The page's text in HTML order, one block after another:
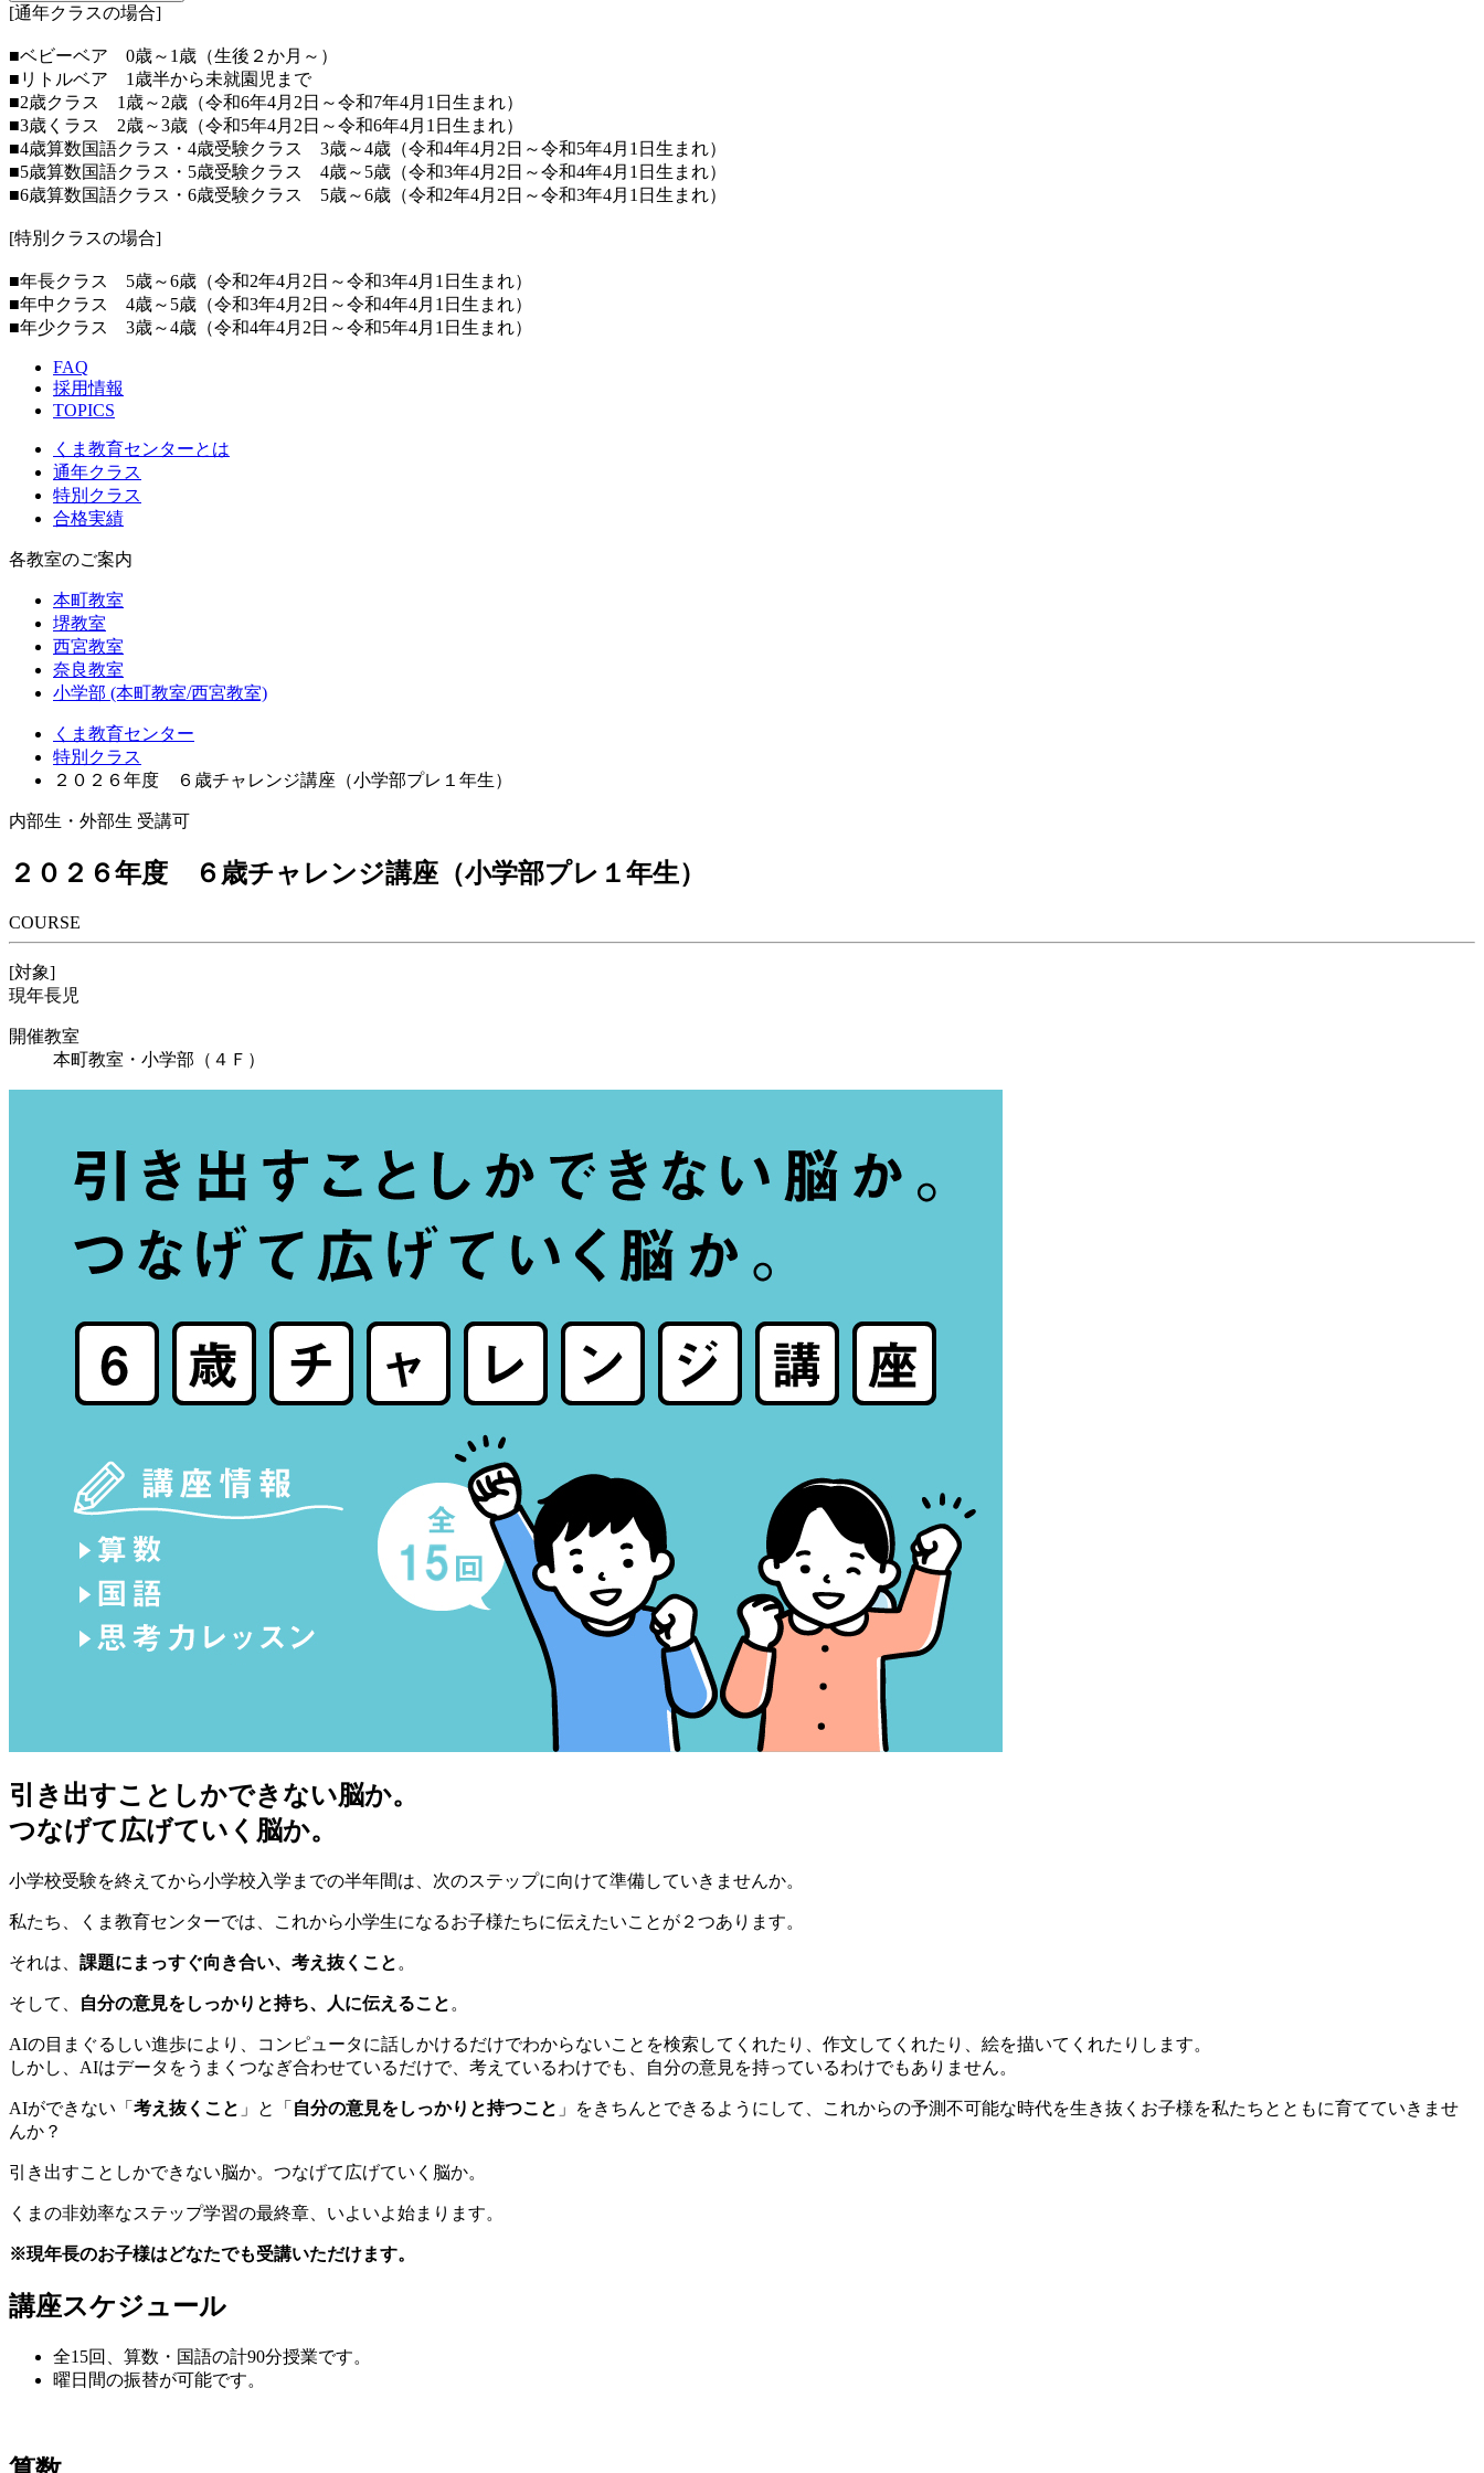
[通年クラスの場合]
■ベビーベア 0歳～1歳（生後２か月～）
■リトルベア 1歳半から未就園児まで
■2歳クラス 1歳～2歳（令和6年4月2日～令和7年4月1日生まれ）
■3歳くラス 2歳～3歳（令和5年4月2日～令和6年4月1日生まれ）
■4歳算数国語クラス・4歳受験クラス 3歳～4歳（令和4年4月2日～令和5年4月1日生まれ）
■5歳算数国語クラス・5歳受験クラス 4歳～5歳（令和3年4月2日～令和4年4月1日生まれ）
■6歳算数国語クラス・6歳受験クラス 5歳～6歳（令和2年4月2日～令和3年4月1日生まれ）
[特別クラスの場合]
■年長クラス 5歳～6歳（令和2年4月2日～令和3年4月1日生まれ）
■年中クラス 4歳～5歳（令和3年4月2日～令和4年4月1日生まれ）
■年少クラス 3歳～4歳（令和4年4月2日～令和5年4月1日生まれ）
FAQ
採用情報
TOPICS
くま教育センターとは
通年クラス
特別クラス
合格実績
各教室のご案内
本町教室
堺教室
西宮教室
奈良教室
小学部 (本町教室/西宮教室)
くま教育センター
特別クラス
２０２６年度 ６歳チャレンジ講座（小学部プレ１年生）
内部生・外部生 受講可
２０２６年度 ６歳チャレンジ講座（小学部プレ１年生）
COURSE
[対象]
現年長児
開催教室
本町教室・小学部（４Ｆ）
引き出すことしかできない脳か。
つなげて広げていく脳か。
小学校受験を終えてから小学校入学までの半年間は、次のステップに向けて準備していきませんか。
私たち、くま教育センターでは、これから小学生になるお子様たちに伝えたいことが２つあります。
それは、 課題にまっすぐ向き合い、考え抜くこと 。
そして、 自分の意見をしっかりと持ち、人に伝えること 。
AIの目まぐるしい進歩により、コンピュータに話しかけるだけでわからないことを検索してくれたり、作文してくれたり、絵を描いてくれたりします。
しかし、AIはデータをうまくつなぎ合わせているだけで、考えているわけでも、自分の意見を持っているわけでもありません。
AIができない「 考え抜くこと 」と「 自分の意見をしっかりと持つこと 」をきちんとできるようにして、これからの予測不可能な時代を生き抜くお子様を私たちとともに育てていきませ
んか？
引き出すことしかできない脳か。つなげて広げていく脳か。
くまの非効率なステップ学習の最終章、いよいよ始まります。
※現年長のお子様はどなたでも受講いただけます。
講座スケジュール
全15回、算数・国語の計90分授業です。
曜日間の振替が可能です。